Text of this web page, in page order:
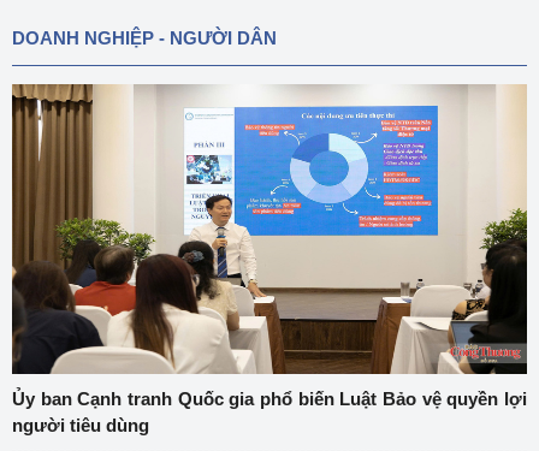
DOANH NGHIỆP - NGƯỜI DÂN
Ủy ban Cạnh tranh Quốc gia phổ biến Luật Bảo vệ quyền lợi
người tiêu dùng